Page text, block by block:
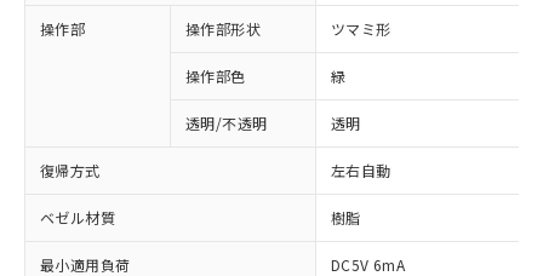
操作部 操作部形状 ツマミ形
操作部色 緑
透明/不透明 透明
復帰方式 左右自動
ベゼル材質 樹脂
最小適用負荷 DC5V 6mA